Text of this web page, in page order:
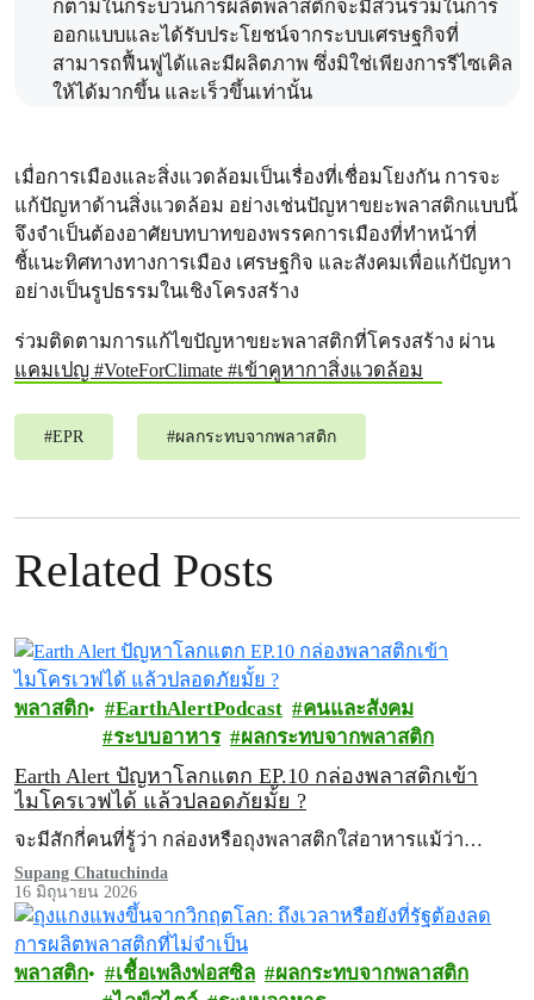
ก็ตามในกระบวนการผลิตพลาสติกจะมีส่วนร่วมในการ
ออกแบบและได้รับประโยชน์จากระบบเศรษฐกิจที่
สามารถฟื้นฟูได้และมีผลิตภาพ ซึ่งมิใช่เพียงการรีไซเคิล
ให้ได้มากขึ้น และเร็วขึ้นเท่านั้น
เมื่อการเมืองและสิ่งแวดล้อมเป็นเรื่องที่เชื่อมโยงกัน การจะ
แก้ปัญหาด้านสิ่งแวดล้อม อย่างเช่นปัญหาขยะพลาสติกแบบนี้
จึงจำเป็นต้องอาศัยบทบาทของพรรคการเมืองที่ทำหน้าที่
ชี้แนะทิศทางทางการเมือง เศรษฐกิจ และสังคมเพื่อแก้ปัญหา
อย่างเป็นรูปธรรมในเชิงโครงสร้าง
ร่วมติดตามการแก้ไขปัญหาขยะพลาสติกที่โครงสร้าง ผ่าน
แคมเปญ #VoteForClimate #เข้าคูหากาสิ่งแวดล้อม
#EPR #ผลกระทบจากพลาสติก
Related Posts
พลาสติก EarthAlertPodcast
คนและสังคม
ระบบอาหาร
ผลกระทบจากพลาสติก
Earth Alert ปัญหาโลกแตก EP.10 กล่องพลาสติกเข้า
ไมโครเวฟได้ แล้วปลอดภัยมั้ย ?
จะมีสักกี่คนที่รู้ว่า กล่องหรือถุงพลาสติกใส่อาหารแม้ว่า…
Supang Chatuchinda
16 มิถุนายน 2026
พลาสติก เชื้อเพลิงฟอสซิล
ผลกระทบจากพลาสติก